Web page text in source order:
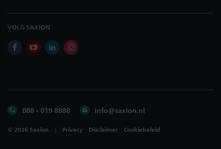
VOLG SAXION
facebookyoutubelinkedininstagram
088 - 019 8888 info@saxion.nl
© 2026 Saxion Privacy Disclaimer Cookiebeleid